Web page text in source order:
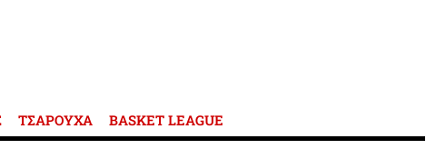
ΤΣΑΡΟΥΧΑ BASKET LEAGUE